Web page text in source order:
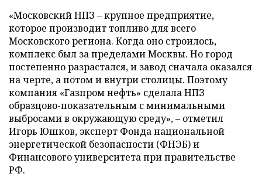
«Московский НПЗ – крупное предприятие,
которое производит топливо для всего
Московского региона. Когда оно строилось,
комплекс был за пределами Москвы. Но город
постепенно разрастался, и завод сначала оказался
на черте, а потом и внутри столицы. Поэтому
компания «Газпром нефть» сделала НПЗ
образцово-показательным с минимальными
выбросами в окружающую среду», – отметил
Игорь Юшков, эксперт Фонда национальной
энергетической безопасности (ФНЭБ) и
Финансового университета при правительстве
РФ.